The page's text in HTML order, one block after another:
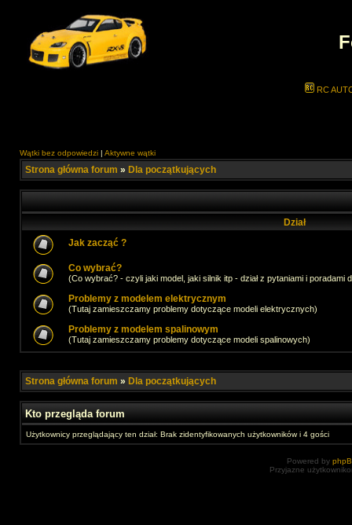
RC
Wątki bez odpowiedzi | Aktywne wątki
Strona główna forum » Dla początkujących
Dział
Jak zacząć ?
Co wybrać?
(Co wybrać? - czyli jaki model, jaki silnik itp - dział z pytaniami i poradami
Problemy z modelem elektrycznym
(Tutaj zamieszczamy problemy dotyczące modeli elektrycznych)
Problemy z modelem spalinowym
(Tutaj zamieszczamy problemy dotyczące modeli spalinowych)
Strona główna forum » Dla początkujących
Kto przegląda forum
Użytkownicy przeglądający ten dział: Brak zidentyfikowanych użytkowników i 4 gości
Powered by
Przyjazne